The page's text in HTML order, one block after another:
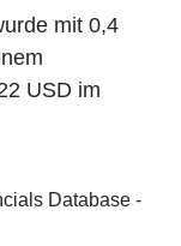
mit 0,4
USD im
Database -